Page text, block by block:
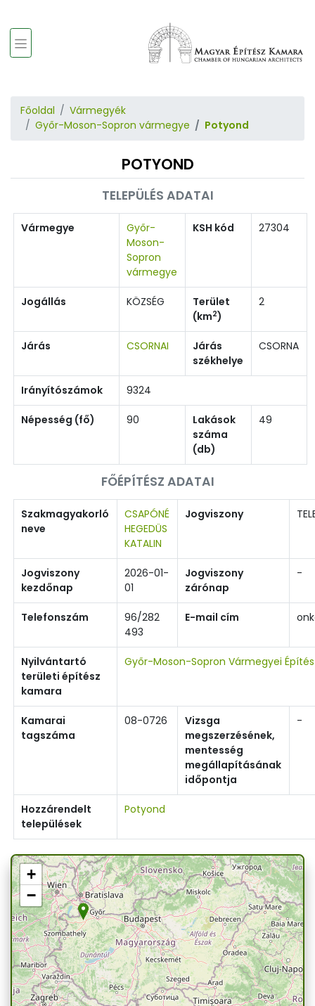
Főoldal
Vármegyék
Győr-Moson-Sopron vármegye
Potyond
POTYOND
TELEPÜLÉS ADATAI
Vármegye
Győr-
Moson-
Sopron
vármegye
KSH kód 27304
Jogállás KÖZSÉG
Terület
(km2)
2
Járás CSORNAI
Járás
székhelye
CSORNA
Irányítószámok 9324
Népesség (fő) 90
Lakások
száma
(db)
49
FŐÉPÍTÉSZ ADATAI
Szakmagyakorló
neve
CSAPÓNÉ
HEGEDÜS
KATALIN
Jogviszony
Jogviszony
kezdőnap
2026-01-
01
Jogviszony
zárónap
-
Telefonszám
96/282
493
E-mail cím
Nyilvántartó
területi építész
kamara
Győr-Moson-Sopron Vármegyei
Kamarai
tagszáma
08-0726
Vizsga
megszerzésének,
mentesség
megállapításának
időpontja
-
Hozzárendelt
települések
Potyond
+
−